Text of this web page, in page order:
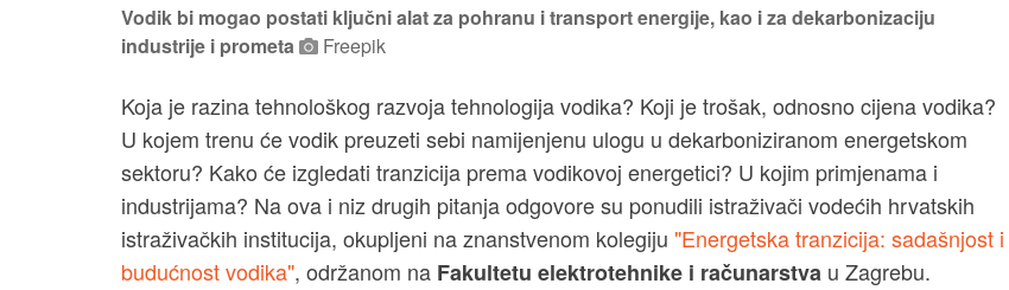
Vodik bi mogao postati ključni alat za pohranu i transport energije, kao i za dekarbonizaciju
industrije i prometa
Freepik
Koja je razina tehnološkog razvoja tehnologija vodika? Koji je trošak, odnosno cijena vodika?
U kojem trenu će vodik preuzeti sebi namijenjenu ulogu u dekarboniziranom energetskom
sektoru? Kako će izgledati tranzicija prema vodikovoj energetici? U kojim primjenama i
industrijama? Na ova i niz drugih pitanja odgovore su ponudili istraživači vodećih hrvatskih
istraživačkih institucija, okupljeni na znanstvenom kolegiju "Energetska tranzicija: sadašnjost i
budućnost vodika", održanom na Fakultetu elektrotehnike i računarstva u Zagrebu.